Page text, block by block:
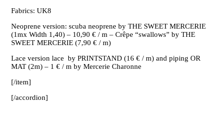
Fabrics: UK8
Neoprene version: scuba neoprene by THE SWEET MERCERIE
(1mx Width 1,40) – 10,90 € / m – Crêpe “swallows” by THE
SWEET MERCERIE (7,90 € / m)
Lace version lace by PRINTSTAND (16 € / m) and piping OR
MAT (2m) – 1 € / m by Mercerie Charonne
[/item]
[/accordion]